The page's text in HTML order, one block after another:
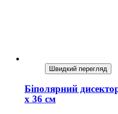
Швидкий перегляд
Біполярний
х 36 см